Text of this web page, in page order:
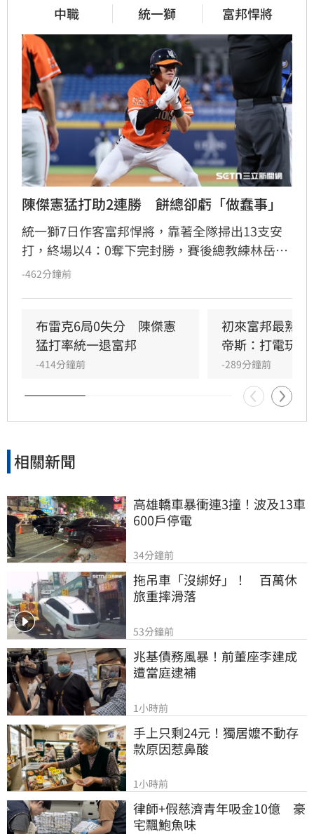
中職 統一獅 富邦悍將
陳傑憲猛打助2連勝　餅總卻虧「做蠢事」
統一獅7日作客富邦悍將，靠著全隊掃出13支安
打，終場以4：0奪下完封勝，賽後總教練林岳平
卻不忘虧有猛打賞表現的陳傑憲，因為記錯出局
-462分鐘前
布雷克6局0失分　陳傑憲
猛打率統一退富邦
-414分鐘前
初來富邦最熟
帝斯：打電玩用
-289分鐘前
相關新聞
高雄轎車暴衝連3撞！波及13車
600戶停電
34分鐘前
拖吊車「沒綁好」！　百萬休
旅重摔滑落
53分鐘前
兆基債務風暴！前董座李建成
遭當庭逮補
1小時前
手上只剩24元！獨居嬤不動存
款原因惹鼻酸
1小時前
律師+假慈濟青年吸金10億　豪
宅飄鮑魚味